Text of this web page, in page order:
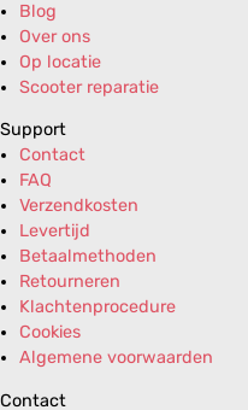
Blog
Over ons
Op locatie
Scooter reparatie
Support
Contact
FAQ
Verzendkosten
Levertijd
Betaalmethoden
Retourneren
Klachtenprocedure
Cookies
Algemene voorwaarden
Contact